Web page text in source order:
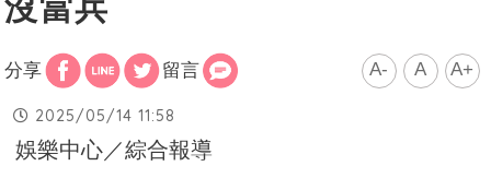
沒當兵
分享 留言 A- A A+
2025/05/14 11:58
娛樂中心／綜合報導